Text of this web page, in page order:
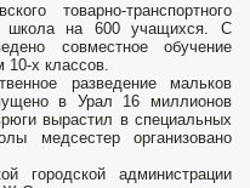
товарно-транспортного
школа на 600 учащихся. С
совместное обучение
10-х классов.
разведение мальков
в Урал 16 миллионов
вырастил в специальных
медсестер организовано
городской администрации